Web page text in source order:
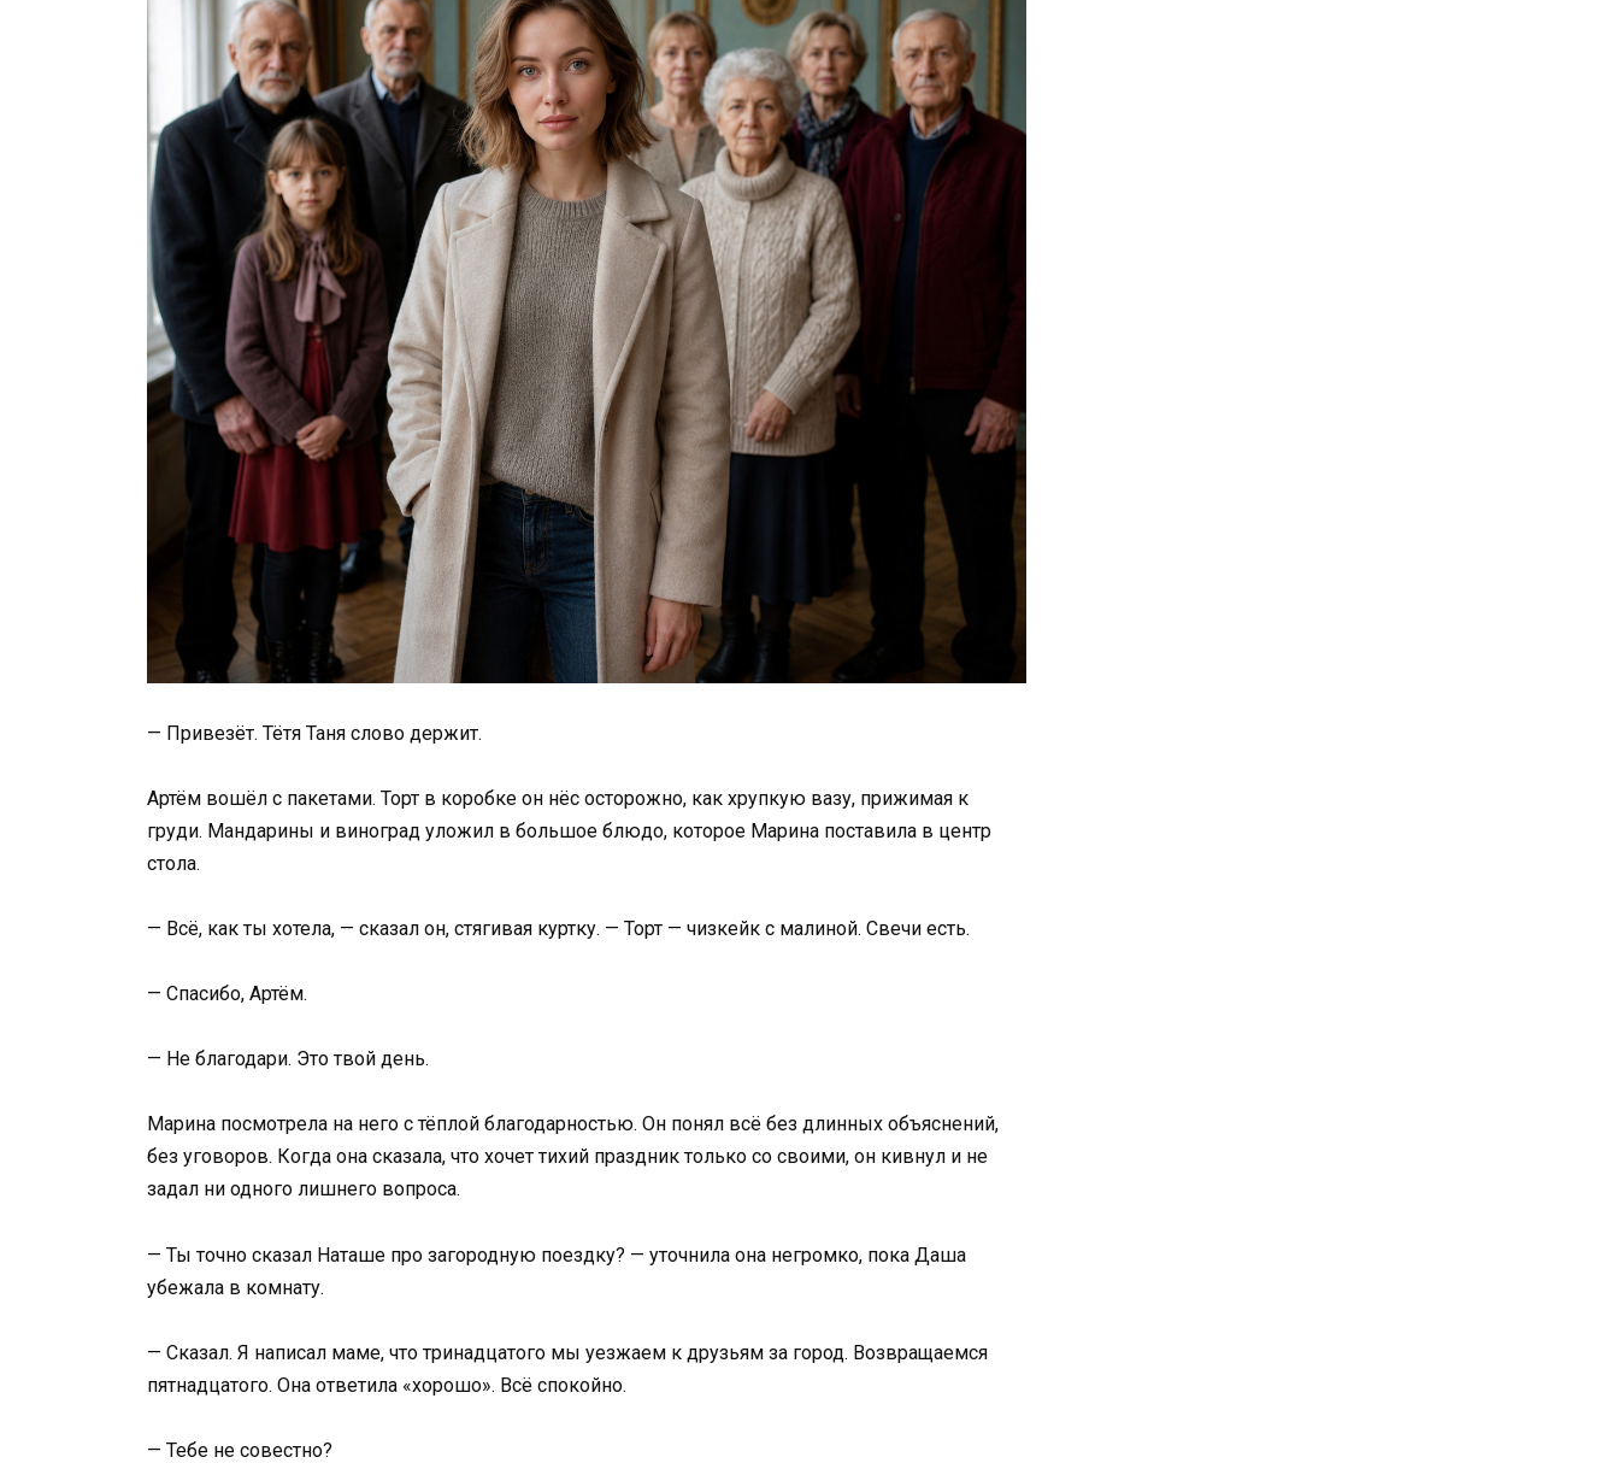
— Привезёт. Тётя Таня слово держит.
Артём вошёл с пакетами. Торт в коробке он нёс осторожно, как хрупкую вазу, прижимая к
груди. Мандарины и виноград уложил в большое блюдо, которое Марина поставила в центр
стола.
— Всё, как ты хотела, — сказал он, стягивая куртку. — Торт — чизкейк с малиной. Свечи есть.
— Спасибо, Артём.
— Не благодари. Это твой день.
Марина посмотрела на него с тёплой благодарностью. Он понял всё без длинных объяснений,
без уговоров. Когда она сказала, что хочет тихий праздник только со своими, он кивнул и не
задал ни одного лишнего вопроса.
— Ты точно сказал Наташе про загородную поездку? — уточнила она негромко, пока Даша
убежала в комнату.
— Сказал. Я написал маме, что тринадцатого мы уезжаем к друзьям за город. Возвращаемся
пятнадцатого. Она ответила «хорошо». Всё спокойно.
— Тебе не совестно?